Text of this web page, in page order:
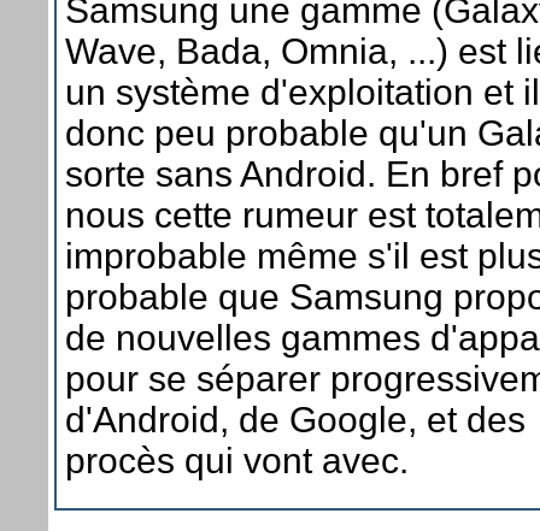
Samsung une gamme
Wave, Bada, Omnia, ...) est
un système d'exploitation et
donc peu probable qu'un
sorte sans Android. En bref
nous cette rumeur est
improbable même s'il est
probable que Samsung
de nouvelles gammes
pour se séparer
d'Android, de Google, et des
procès qui vont avec.